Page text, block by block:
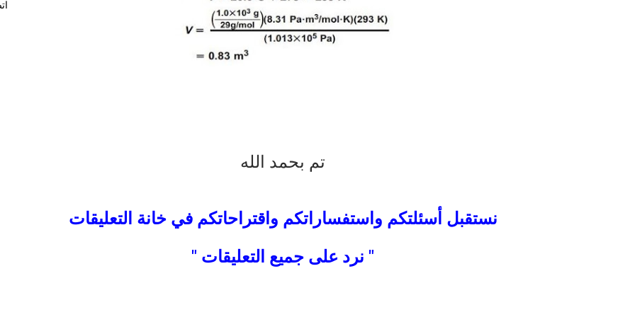
تم بحمد الله
نستقبل أسئلتكم واستفساراتكم واقتراحاتكم في خانة التعليقات
" نرد على جميع التعليقات "